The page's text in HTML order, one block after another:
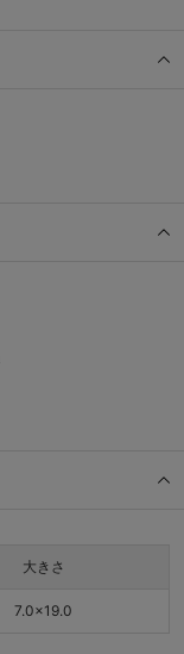
大きさ
7.0×19.0